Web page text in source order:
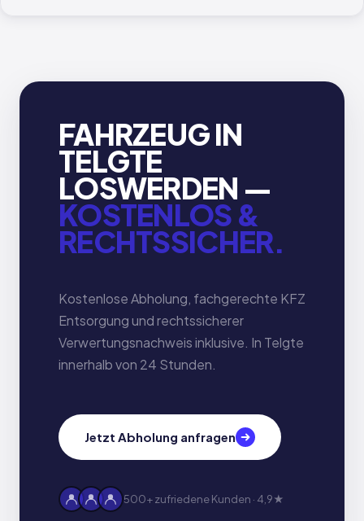
FAHRZEUG IN
TELGTE
LOSWERDEN —
KOSTENLOS &
RECHTSSICHER.
Kostenlose Abholung, fachgerechte KFZ
Entsorgung und rechtssicherer
Verwertungsnachweis inklusive. In Telgte
innerhalb von 24 Stunden.
Jetzt Abholung anfragen
500+ zufriedene Kunden · 4,9★